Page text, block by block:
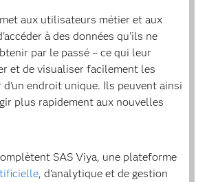
aux utilisateurs métier et aux
à des données qu'ils ne
par le passé – ce qui leur
et de visualiser facilement les
d'un endroit unique. Ils peuvent ainsi
plus rapidement aux nouvelles
SAS Viya, une plateforme
, d'analytique et de gestion